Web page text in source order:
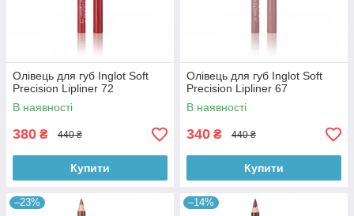
Олівець для губ Inglot Soft
Precision Lipliner 72
В наявності
380 ₴ 440 ₴
Купити
Олівець для губ Inglot Soft
Precision Lipliner 67
В наявності
340 ₴ 440 ₴
Купити
–23% –14%